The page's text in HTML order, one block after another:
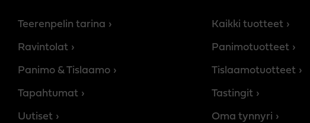
Teerenpelin tarina
Ravintolat
Panimo & Tislaamo
Tapahtumat
Uutiset
Kaikki tuotteet
Panimotuotteet
Tislaamotuotteet
Tastingit
Oma tynnyri